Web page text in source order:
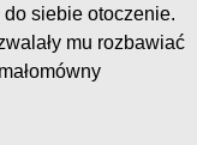
siebie otoczenie.
mu rozbawiać